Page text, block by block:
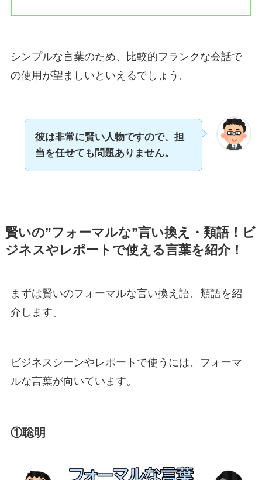
シンプルな言葉のため、比較的フランクな会話で
の使用が望ましいといえるでしょう。
彼は非常に賢い人物ですので、担
当を任せても問題ありません。
賢いの”フォーマルな”言い換え・類語！ビ
ジネスやレポートで使える言葉を紹介！
まずは賢いのフォーマルな言い換え語、類語を紹
介します。
ビジネスシーンやレポートで使うには、フォーマ
ルな言葉が向いています。
①聡明